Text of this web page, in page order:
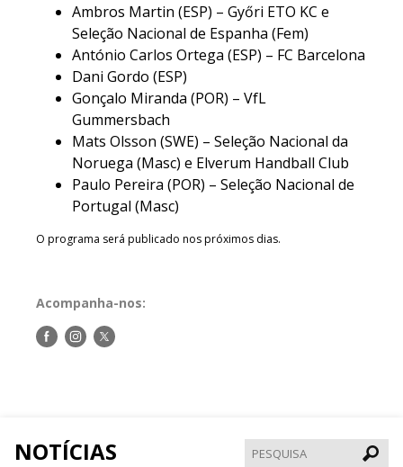
Ambros Martin (ESP) – Győri ETO KC e
Seleção Nacional de Espanha (Fem)
António Carlos Ortega (ESP) – FC Barcelona
Dani Gordo (ESP)
Gonçalo Miranda (POR) – VfL
Gummersbach
Mats Olsson (SWE) – Seleção Nacional da
Noruega (Masc) e Elverum Handball Club
Paulo Pereira (POR) – Seleção Nacional de
Portugal (Masc)
O programa será publicado nos próximos dias.
Acompanha-nos:
Siga-Siga-Siga-
NOTÍCIAS